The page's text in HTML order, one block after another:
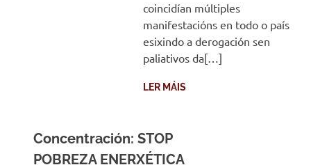
coincidían múltiples
manifestacións en todo o país
esixindo a derogación sen
paliativos da[…]
LER MÁIS
Concentración: STOP
POBREZA ENERXÉTICA